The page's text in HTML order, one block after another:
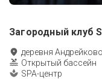
Загородный клуб
деревня Андрейково
Открытый бассейн
SPA-центр